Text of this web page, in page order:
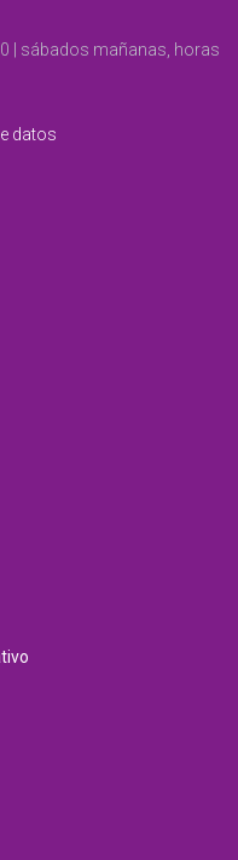
| sábados mañanas, horas
datos